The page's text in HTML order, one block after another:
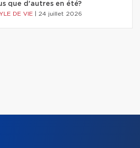
que d'autres en été?
DE VIE 24 juillet 2026